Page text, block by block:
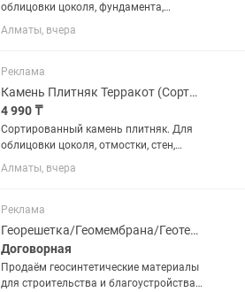
облицовки цоколя, фундамента,
отмостки, лестницы, террасы. Толщина
10-20 мм. На поддоне 40-45 кв/м
Алматы, вчера
Реклама
Камень Плитняк Терракот (Сортированный)
4 990 ₸
Сортированный камень плитняк. Для
облицовки цоколя, отмостки, стен,
фасадов, террасы и лестниц. На
поддоне 40-45 кв/м Доставка по
Алматы, вчера
Реклама
Георешетка/Геомембрана/Геотекстиль
Договорная
Продаём геосинтетические материалы
для строительства и благоустройства!